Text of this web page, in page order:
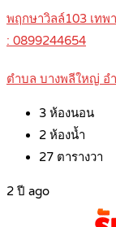
พฤกษาวิลล์103 เท
: 0899244654
ตำบล บางพลีใหญ่ อ
3 ห้องนอน
2 ห้องน้ำ
27 ตารางวา
2 ปี ago